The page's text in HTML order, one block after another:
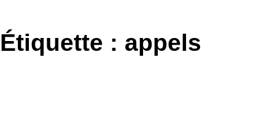
au
contenu
Étiquette : appels